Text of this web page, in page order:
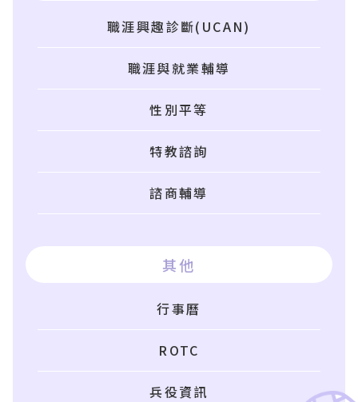
職涯興趣診斷(UCAN)
職涯與就業輔導
性別平等
特教諮詢
諮商輔導
其他
行事曆
ROTC
兵役資訊